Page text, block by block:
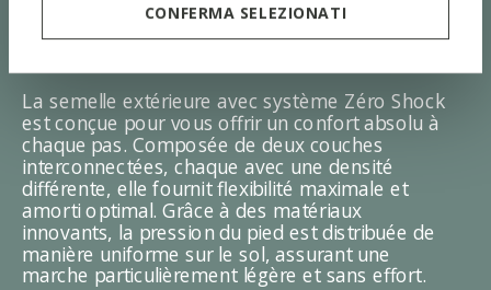
CONFERMA SELEZIONATI
SYSTÈME ZÉRO SHOCK
La semelle extérieure avec système Zéro Shock
est conçue pour vous offrir un confort absolu à
chaque pas. Composée de deux couches
interconnectées, chaque avec une densité
différente, elle fournit flexibilité maximale et
amorti optimal. Grâce à des matériaux
innovants, la pression du pied est distribuée de
manière uniforme sur le sol, assurant une
marche particulièrement légère et sans effort.